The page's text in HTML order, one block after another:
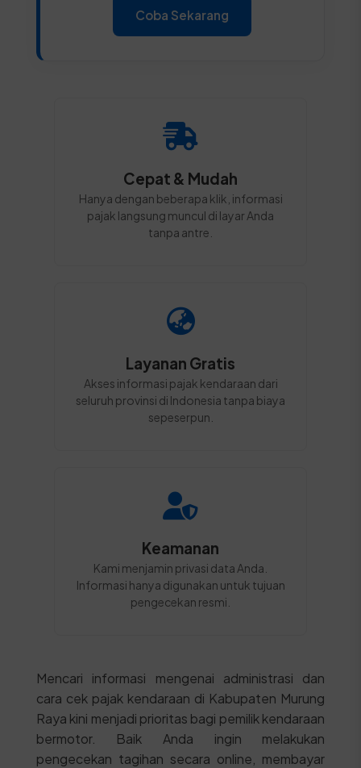
Coba Sekarang
Cepat & Mudah
Hanya dengan beberapa klik, informasi
pajak langsung muncul di layar Anda
tanpa antre.
Layanan Gratis
Akses informasi pajak kendaraan dari
seluruh provinsi di Indonesia tanpa biaya
sepeserpun.
Keamanan
Kami menjamin privasi data Anda.
Informasi hanya digunakan untuk tujuan
pengecekan resmi.
Mencari informasi mengenai administrasi dan
cara cek pajak kendaraan di Kabupaten Murung
Raya kini menjadi prioritas bagi pemilik kendaraan
bermotor. Baik Anda ingin melakukan
pengecekan tagihan secara online, membayar